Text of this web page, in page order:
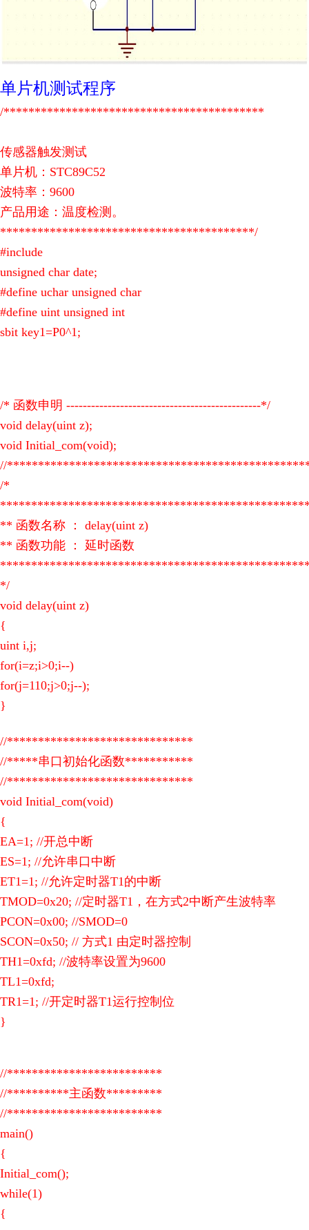
单片机测试程序
/******************************************
传感器触发测试
单片机：STC89C52
波特率：9600
产品用途：温度检测。
*****************************************/
#include
unsigned char date;
#define uchar unsigned char
#define uint unsigned int
sbit key1=P0^1;
/* 函数申明 -----------------------------------------------*/
void delay(uint z);
void Initial_com(void);
//
/*
** 函数名称 ： delay(uint z)
** 函数功能 ： 延时函数
*/
void delay(uint z)
{
uint i,j;
for(i=z;i>0;i--)
for(j=110;j>0;j--);
}
//******************************
//*****串口初始化函数***********
//******************************
void Initial_com(void)
{
EA=1; //开总中断
ES=1; //允许串口中断
ET1=1; //允许定时器T1的中断
TMOD=0x20; //定时器T1，在方式2中断产生波特率
PCON=0x00; //SMOD=0
SCON=0x50; // 方式1 由定时器控制
TH1=0xfd; //波特率设置为9600
TL1=0xfd;
TR1=1; //开定时器T1运行控制位
}
//*************************
//**********主函数*********
//*************************
main()
{
Initial_com();
while(1)
{